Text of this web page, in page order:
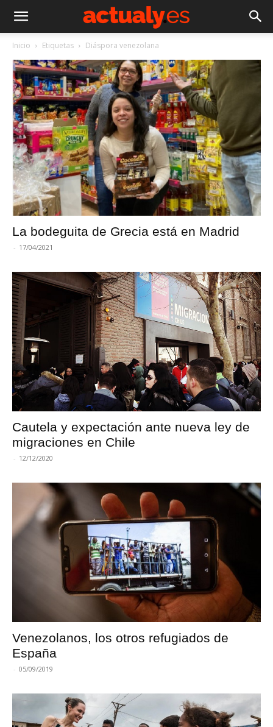
Inicio Etiquetas Diáspora venezolana
La bodeguita de Grecia está en Madrid
- 17/04/2021
Cautela y expectación ante nueva ley de
migraciones en Chile
- 12/12/2020
Venezolanos, los otros refugiados de
España
- 05/09/2019